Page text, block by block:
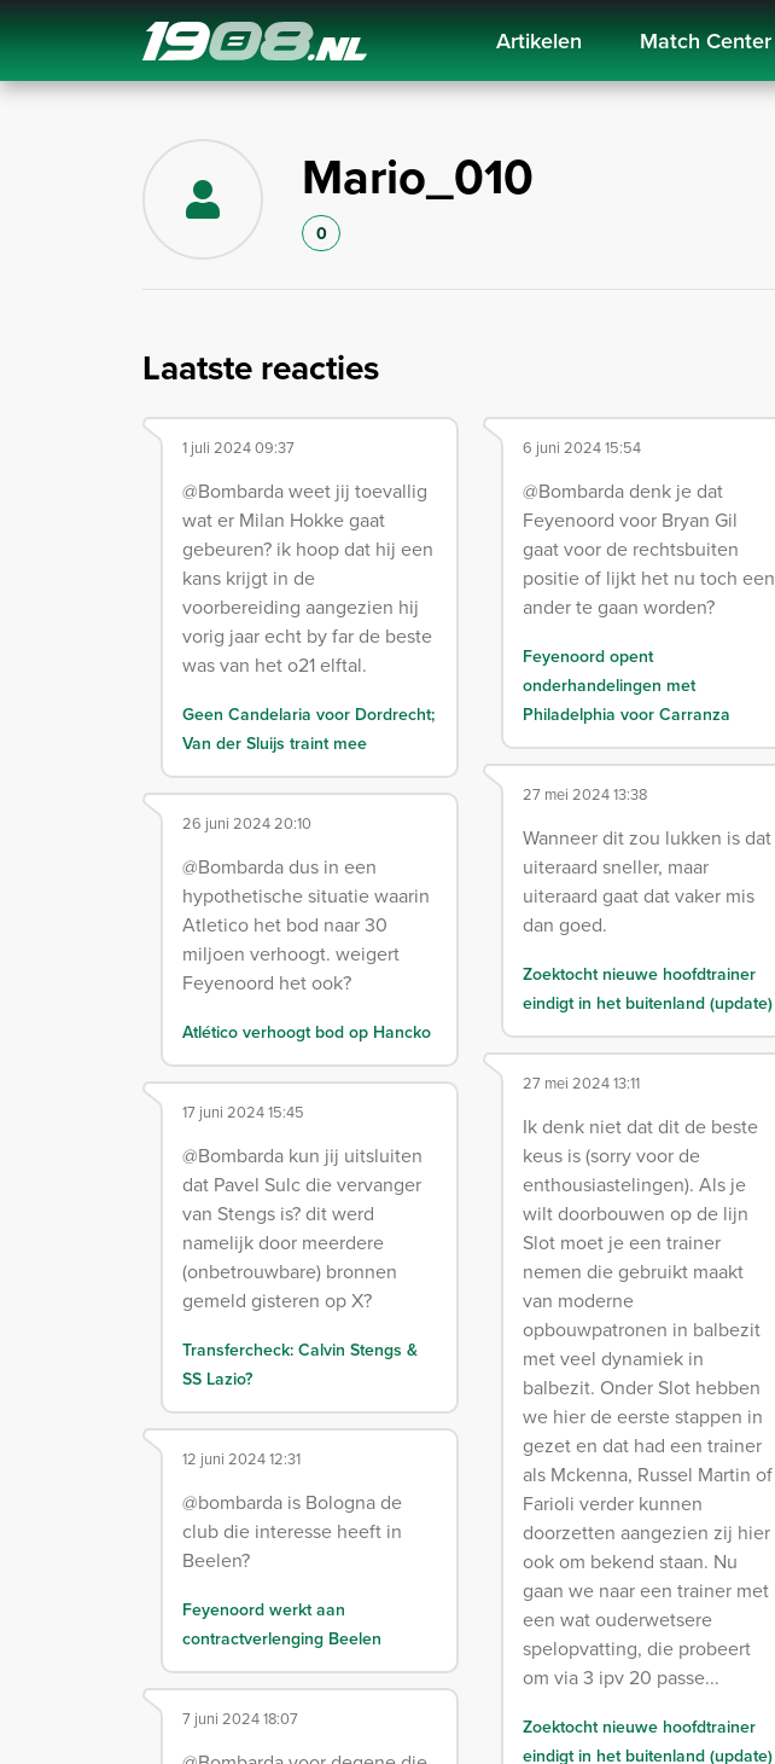
Navigation Artikelen Match Center
Mario_010
0
Laatste reacties
1 juli 2024 09:37
@Bombarda weet jij toevallig
wat er Milan Hokke gaat
gebeuren? ik hoop dat hij een
kans krijgt in de
voorbereiding aangezien hij
vorig jaar echt by far de beste
was van het o21 elftal.
Geen Candelaria voor Dordrecht;
Van der Sluijs traint mee
26 juni 2024 20:10
@Bombarda dus in een
hypothetische situatie waarin
Atletico het bod naar 30
miljoen verhoogt. weigert
Feyenoord het ook?
Atlético verhoogt bod op Hancko
17 juni 2024 15:45
@Bombarda kun jij uitsluiten
dat Pavel Sulc die vervanger
van Stengs is? dit werd
namelijk door meerdere
(onbetrouwbare) bronnen
gemeld gisteren op X?
Transfercheck: Calvin Stengs &
SS Lazio?
12 juni 2024 12:31
@bombarda is Bologna de
club die interesse heeft in
Beelen?
Feyenoord werkt aan
contractverlenging Beelen
7 juni 2024 18:07
6 juni 2024 15:54
@Bombarda denk je dat
Feyenoord voor Bryan Gil
gaat voor de rechtsbuiten
positie of lijkt het nu toch een
ander te gaan worden?
Feyenoord opent
onderhandelingen met
Philadelphia voor Carranza
27 mei 2024 13:38
Wanneer dit zou lukken is dat
uiteraard sneller, maar
uiteraard gaat dat vaker mis
dan goed.
Zoektocht nieuwe hoofdtrainer
eindigt in het buitenland (update)
27 mei 2024 13:11
Ik denk niet dat dit de beste
keus is (sorry voor de
enthousiastelingen). Als je
wilt doorbouwen op de lijn
Slot moet je een trainer
nemen die gebruikt maakt
van moderne
opbouwpatronen in balbezit
met veel dynamiek in
balbezit. Onder Slot hebben
we hier de eerste stappen in
gezet en dat had een trainer
als Mckenna, Russel Martin of
Farioli verder kunnen
doorzetten aangezien zij hier
ook om bekend staan. Nu
gaan we naar een trainer met
een wat ouderwetsere
spelopvatting, die probeert
om via 3 ipv 20 passe...
Zoektocht nieuwe hoofdtrainer
eindigt in het buitenland (update)